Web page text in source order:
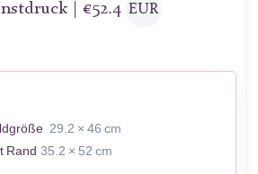
| €52.4 EUR
29.2 × 46 cm
Rand 35.2 × 52 cm